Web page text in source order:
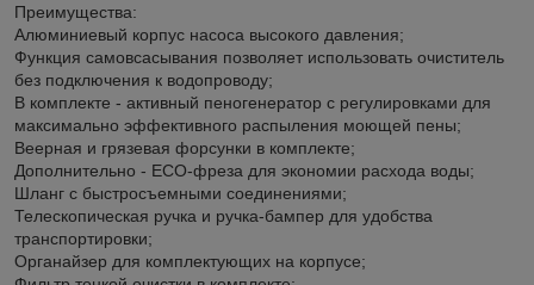
Преимущества:
Алюминиевый корпус насоса высокого давления;
Функция самовсасывания позволяет использовать очиститель
без подключения к водопроводу;
В комплекте - активный пеногенератор с регулировками для
максимально эффективного распыления моющей пены;
Веерная и грязевая форсунки в комплекте;
Дополнительно - ECO-фреза для экономии расхода воды;
Шланг с быстросъемными соединениями;
Телескопическая ручка и ручка-бампер для удобства
транспортировки;
Органайзер для комплектующих на корпусе;